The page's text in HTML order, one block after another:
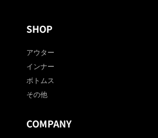
SHOP
アウター
インナー
ボトムス
その他
COMPANY